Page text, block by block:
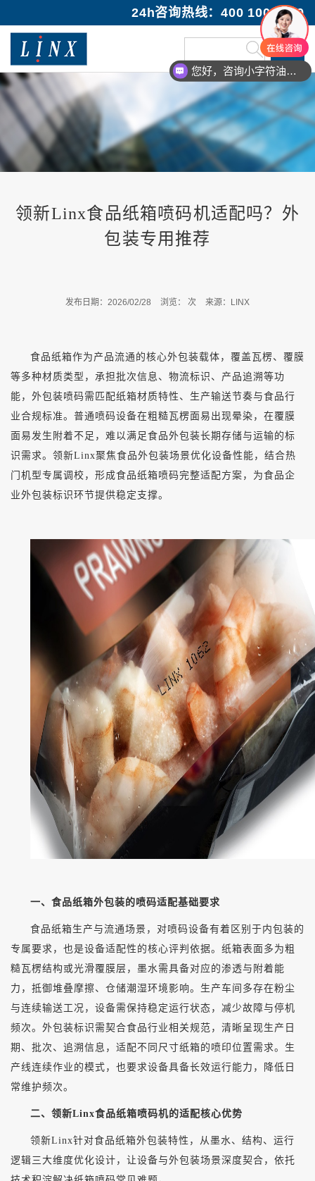
24h咨询热线：400 100 1089
领新Linx食品纸箱喷码机适配吗？外
包装专用推荐
发布日期：2026/02/28 浏览： 次 来源：LINX
食品纸箱作为产品流通的核心外包装载体，覆盖瓦楞、覆膜
等多种材质类型，承担批次信息、物流标识、产品追溯等功
能，外包装喷码需匹配纸箱材质特性、生产输送节奏与食品行
业合规标准。普通喷码设备在粗糙瓦楞面易出现晕染，在覆膜
面易发生附着不足，难以满足食品外包装长期存储与运输的标
识需求。领新Linx聚焦食品外包装场景优化设备性能，结合热
门机型专属调校，形成食品纸箱喷码完整适配方案，为食品企
业外包装标识环节提供稳定支撑。
一、食品纸箱外包装的喷码适配基础要求
食品纸箱生产与流通场景，对喷码设备有着区别于内包装的
专属要求，也是设备适配性的核心评判依据。纸箱表面多为粗
糙瓦楞结构或光滑覆膜层，墨水需具备对应的渗透与附着能
力，抵御堆叠摩擦、仓储潮湿环境影响。生产车间多存在粉尘
与连续输送工况，设备需保持稳定运行状态，减少故障与停机
频次。外包装标识需契合食品行业相关规范，清晰呈现生产日
期、批次、追溯信息，适配不同尺寸纸箱的喷印位置需求。生
产线连续作业的模式，也要求设备具备长效运行能力，降低日
常维护频次。
二、领新Linx食品纸箱喷码机的适配核心优势
领新Linx针对食品纸箱外包装特性，从墨水、结构、运行
逻辑三大维度优化设计，让设备与外包装场景深度契合，依托
您好，咨询小字符油墨喷码机
您好，咨询激光打码机